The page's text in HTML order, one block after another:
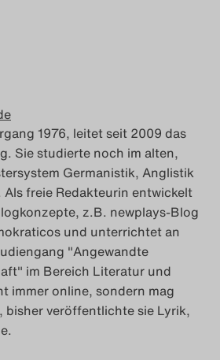
1976, leitet seit 2009 das
Sie studierte noch im alten,
Germanistik, Anglistik
freie Redakteurin entwickelt
z.B. newplays-Blog
und unterrichtet an
"Angewandte
im Bereich Literatur und
immer online, sondern mag
bisher veröffentlichte sie Lyrik,